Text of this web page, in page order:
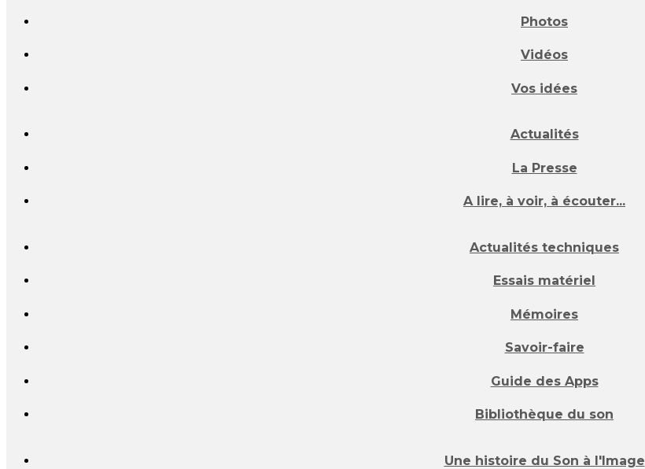
Photos
Vidéos
Vos idées
Actualités
La Presse
A lire, à voir, à écouter...
Actualités techniques
Essais matériel
Mémoires
Savoir-faire
Guide des Apps
Bibliothèque du son
Une histoire du Son à l'Image